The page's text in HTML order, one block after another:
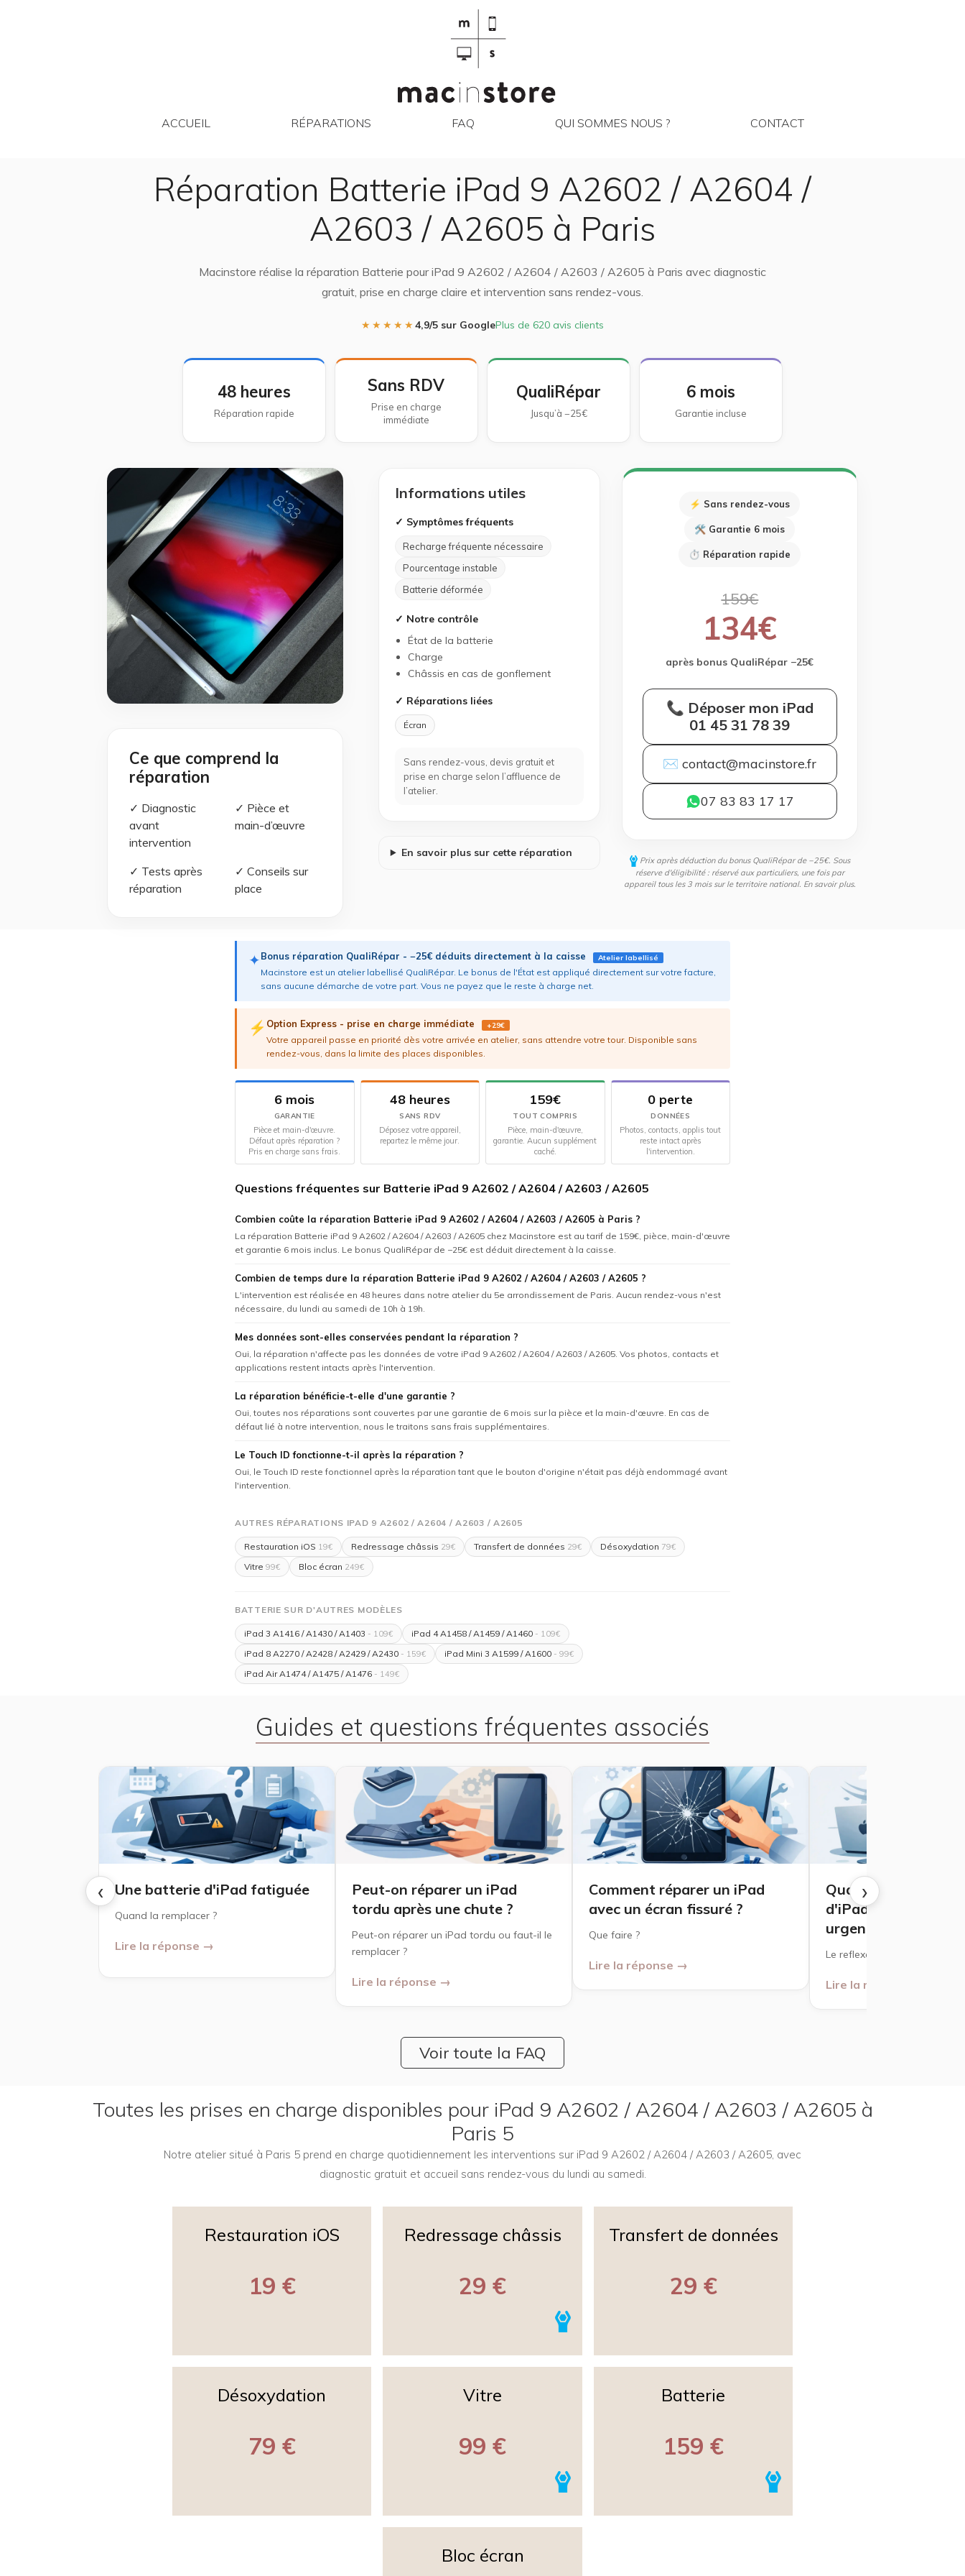
ACCUEIL RÉPARATIONS FAQ QUI SOMMES NOUS ? CONTACT
Réparation Batterie iPad 9 A2602 / A2604 /
A2603 / A2605 à Paris
Macinstore réalise la réparation Batterie pour iPad 9 A2602 / A2604 / A2603 / A2605 à Paris avec diagnostic
gratuit, prise en charge claire et intervention sans rendez-vous.
★★★★★ 4,9/5 sur GooglePlus de 620 avis clients
48 heures
Réparation rapide
Sans RDV
Prise en charge
immédiate
QualiRépar
Jusqu’à −25€
6 mois
Garantie incluse
Ce que comprend la
réparation
✓ Diagnostic
avant
intervention
✓ Pièce et
main-d’œuvre
✓ Tests après
réparation
✓ Conseils sur
place
Informations utiles
✓ Symptômes fréquents
Recharge fréquente nécessaire
Pourcentage instable
Batterie déformée
✓ Notre contrôle
État de la batterie
Charge
Châssis en cas de gonflement
✓ Réparations liées
Écran
Sans rendez-vous, devis gratuit et
prise en charge selon l’affluence de
l’atelier.
En savoir plus sur cette réparation
⚡ Sans rendez-vous
🛠 Garantie 6 mois
⏱ Réparation rapide
159€
134€
après bonus QualiRépar −25€
📞 Déposer mon iPad
01 45 31 78 39
✉ contact@macinstore.fr
07 83 83 17 17
Prix après déduction du bonus QualiRépar de −25€. Sous
réserve d'éligibilité : réservé aux particuliers, une fois par
appareil tous les 3 mois sur le territoire national. En savoir plus.
✦Bonus réparation QualiRépar - −25€ déduits directement à la caisse Atelier labellisé
Macinstore est un atelier labellisé QualiRépar. Le bonus de l'État est appliqué directement sur votre facture,
sans aucune démarche de votre part. Vous ne payez que le reste à charge net.
⚡ Option Express - prise en charge immédiate +29€
Votre appareil passe en priorité dès votre arrivée en atelier, sans attendre votre tour. Disponible sans
rendez-vous, dans la limite des places disponibles.
6 mois
GARANTIE
Pièce et main-d'œuvre.
Défaut après réparation ?
Pris en charge sans frais.
48 heures
SANS RDV
Déposez votre appareil,
repartez le même jour.
159€
TOUT COMPRIS
Pièce, main-d'œuvre,
garantie. Aucun supplément
caché.
0 perte
DONNÉES
Photos, contacts, applis tout
reste intact après
l'intervention.
Questions fréquentes sur Batterie iPad 9 A2602 / A2604 / A2603 / A2605
Combien coûte la réparation Batterie iPad 9 A2602 / A2604 / A2603 / A2605 à Paris ?
La réparation Batterie iPad 9 A2602 / A2604 / A2603 / A2605 chez Macinstore est au tarif de 159€, pièce, main-d'œuvre
et garantie 6 mois inclus. Le bonus QualiRépar de −25€ est déduit directement à la caisse.
Combien de temps dure la réparation Batterie iPad 9 A2602 / A2604 / A2603 / A2605 ?
L'intervention est réalisée en 48 heures dans notre atelier du 5e arrondissement de Paris. Aucun rendez-vous n'est
nécessaire, du lundi au samedi de 10h à 19h.
Mes données sont-elles conservées pendant la réparation ?
Oui, la réparation n'affecte pas les données de votre iPad 9 A2602 / A2604 / A2603 / A2605. Vos photos, contacts et
applications restent intacts après l'intervention.
La réparation bénéficie-t-elle d'une garantie ?
Oui, toutes nos réparations sont couvertes par une garantie de 6 mois sur la pièce et la main-d'œuvre. En cas de
défaut lié à notre intervention, nous le traitons sans frais supplémentaires.
Le Touch ID fonctionne-t-il après la réparation ?
Oui, le Touch ID reste fonctionnel après la réparation tant que le bouton d'origine n'était pas déjà endommagé avant
l'intervention.
AUTRES RÉPARATIONS IPAD 9 A2602 / A2604 / A2603 / A2605
Restauration iOS 19€ Redressage châssis 29€ Transfert de données 29€ Désoxydation 79€
Vitre 99€ Bloc écran 249€
BATTERIE SUR D'AUTRES MODÈLES
iPad 3 A1416 / A1430 / A1403 - 109€ iPad 4 A1458 / A1459 / A1460 - 109€
iPad 8 A2270 / A2428 / A2429 / A2430 - 159€ iPad Mini 3 A1599 / A1600 - 99€
iPad Air A1474 / A1475 / A1476 - 149€
Guides et questions fréquentes associés
‹ ›
Une batterie d'iPad fatiguée
Quand la remplacer ?
Lire la réponse →
Peut-on réparer un iPad
tordu après une chute ?
Peut-on réparer un iPad tordu ou faut-il le
remplacer ?
Lire la réponse →
Comment réparer un iPad
avec un écran fissuré ?
Que faire ?
Lire la réponse →
Quand une panne
d'iPad ou de Mac
urgente ?
Le reflexe à avoir ?
Lire la réponse →
Voir toute la FAQ
Toutes les prises en charge disponibles pour iPad 9 A2602 / A2604 / A2603 / A2605 à
Paris 5
Notre atelier situé à Paris 5 prend en charge quotidiennement les interventions sur iPad 9 A2602 / A2604 / A2603 / A2605, avec
diagnostic gratuit et accueil sans rendez-vous du lundi au samedi.
Restauration iOS
19 €
Redressage châssis
29 €
Transfert de données
29 €
Désoxydation
79 €
Vitre
99 €
Batterie
159 €
Bloc écran